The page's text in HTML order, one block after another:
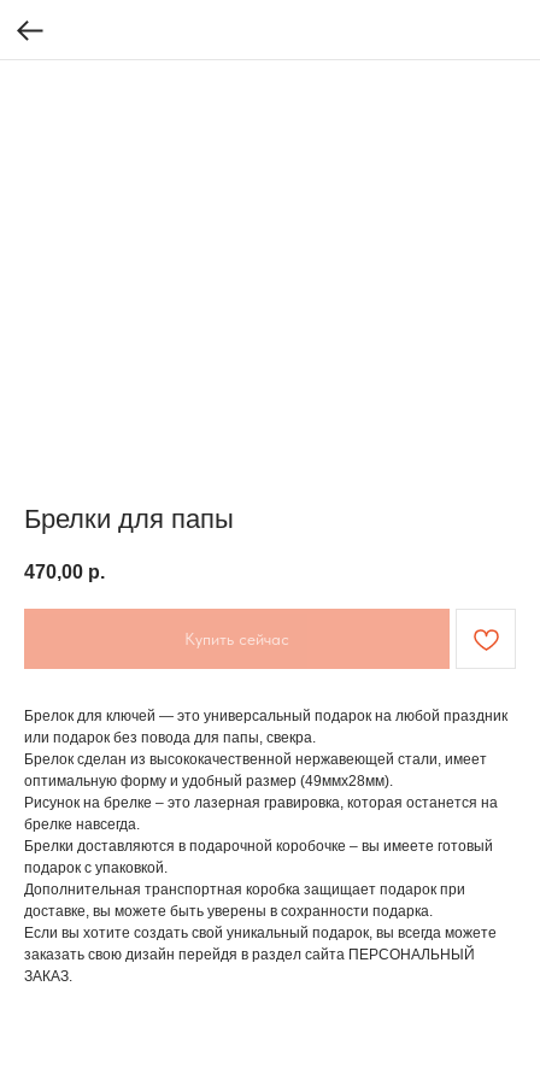
Брелки для папы
470,00 р.
Купить сейчас
Брелок для ключей — это универсальный подарок на любой праздник
или подарок без повода для папы, свекра.
Брелок сделан из высококачественной нержавеющей стали, имеет
оптимальную форму и удобный размер (49ммх28мм).
Рисунок на брелке – это лазерная гравировка, которая останется на
брелке навсегда.
Брелки доставляются в подарочной коробочке – вы имеете готовый
подарок с упаковкой.
Дополнительная транспортная коробка защищает подарок при
доставке, вы можете быть уверены в сохранности подарка.
Если вы хотите создать свой уникальный подарок, вы всегда можете
заказать свою дизайн перейдя в раздел сайта ПЕРСОНАЛЬНЫЙ
ЗАКАЗ.